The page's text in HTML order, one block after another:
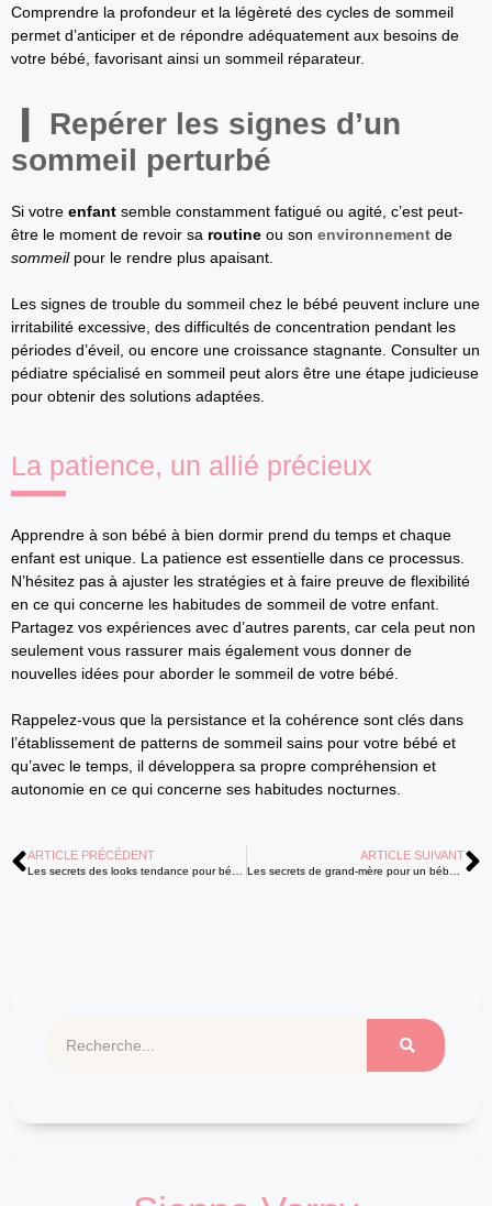
Comprendre la profondeur et la légèreté des cycles de sommeil
permet d’anticiper et de répondre adéquatement aux besoins de
votre bébé, favorisant ainsi un sommeil réparateur.
Repérer les signes d’un
sommeil perturbé
Si votre enfant semble constamment fatigué ou agité, c’est peut-
être le moment de revoir sa routine ou son environnement de
sommeilpour le rendre plus apaisant.
Les signes de trouble du sommeil chez le bébé peuvent inclure une
irritabilité excessive, des difficultés de concentration pendant les
périodes d’éveil, ou encore une croissance stagnante. Consulter un
pédiatre spécialisé en sommeil peut alors être une étape judicieuse
pour obtenir des solutions adaptées.
La patience, un allié précieux
Apprendre à son bébé à bien dormir prend du temps et chaque
enfant est unique. La patience est essentielle dans ce processus.
N’hésitez pas à ajuster les stratégies et à faire preuve de flexibilité
en ce qui concerne les habitudes de sommeil de votre enfant.
Partagez vos expériences avec d’autres parents, car cela peut non
seulement vous rassurer mais également vous donner de
nouvelles idées pour aborder le sommeil de votre bébé.
Rappelez-vous que la persistance et la cohérence sont clés dans
l’établissement de patterns de sommeil sains pour votre bébé et
qu’avec le temps, il développera sa propre compréhension et
autonomie en ce qui concerne ses habitudes nocturnes.
ARTICLE PRÉCÉDENT ARTICLE SUIVANT
Les secrets de grand-mère pour un bébé épanoui naturellement